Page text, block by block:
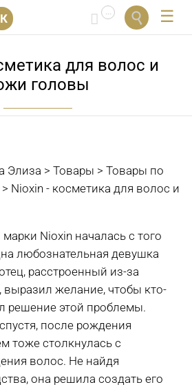
 
для волос и
головы
Элиза > Товары > Товары по
> Nioxin - косметика для волос и
Nioxin началась с того
любознательная девушка
расстроенный из-за
желание, чтобы кто-
решение этой проблемы.
после рождения
тоже столкнулась с
волос. Не найдя
она решила создать его